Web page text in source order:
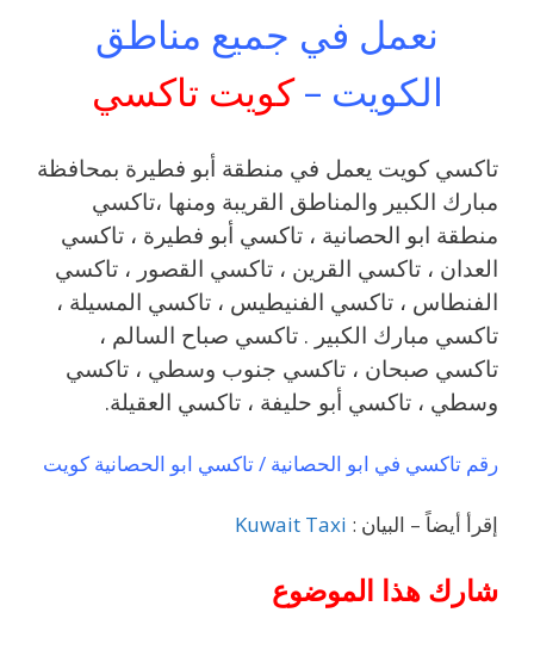
نعمل في جميع مناطق
الكويت –كويت تاكسي
تاكسي كويت يعمل في منطقة أبو فطيرة بمحافظة
مبارك الكبير والمناطق القريبة ‎ومنها ،تاكسي
منطقة ابو الحصانية ، تاكسي أبو فطيرة ، تاكسي
العدان ، تاكسي القرين ، تاكسي القصور ، تاكسي
الفنطاس ، تاكسي الفنيطيس ، تاكسي المسيلة ،
تاكسي مبارك الكبير . تاكسي صباح السالم ،
تاكسي صبحان ، تاكسي جنوب وسطي ، تاكسي
وسطي ، تاكسي أبو حليفة ، تاكسي العقيلة.
رقم تاكسي في ابو الحصانية / تاكسي ابو الحصانية كويت
إقرأ أيضاً – البيان : Kuwait Taxi
شارك هذا الموضوع